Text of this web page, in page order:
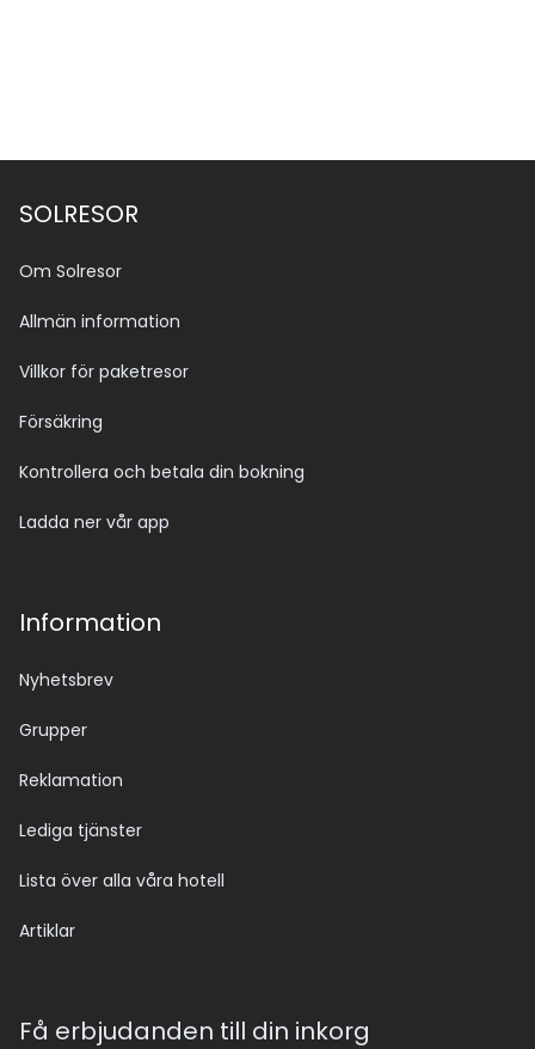
SOLRESOR
Om Solresor
Allmän information
Villkor för paketresor
Försäkring
Kontrollera och betala din bokning
Ladda ner vår app
Information
Nyhetsbrev
Grupper
Reklamation
Lediga tjänster
Lista över alla våra hotell
Artiklar
Få erbjudanden till din inkorg